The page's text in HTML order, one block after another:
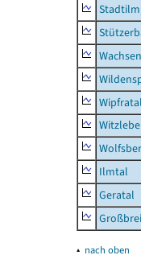
Ilmtal
Geratal
▴ nach oben